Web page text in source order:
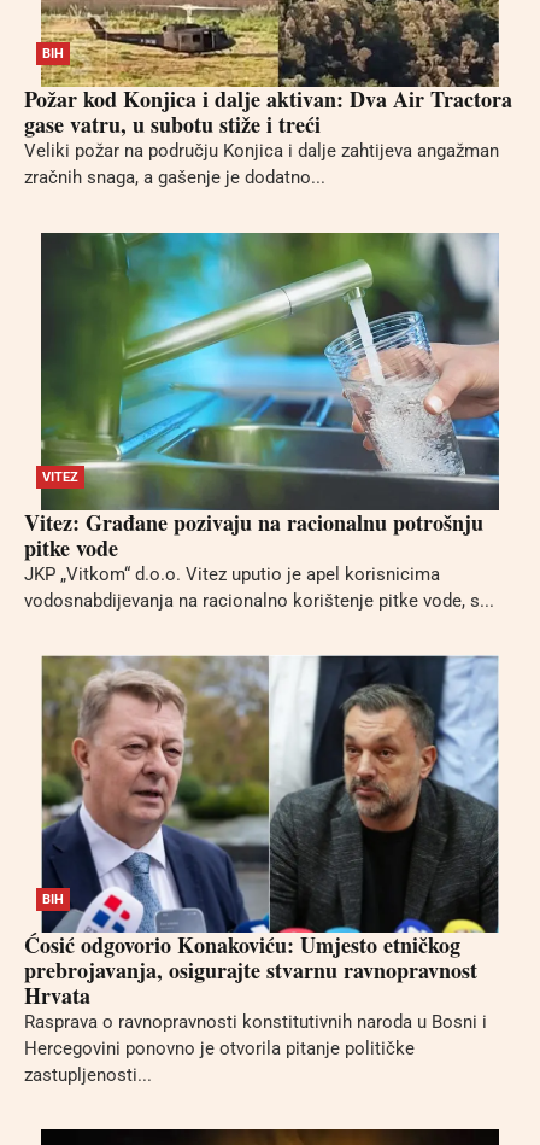
BIH
Požar kod Konjica i dalje aktivan: Dva Air Tractora
gase vatru, u subotu stiže i treći
Veliki požar na području Konjica i dalje zahtijeva angažman
zračnih snaga, a gašenje je dodatno...
VITEZ
Vitez: Građane pozivaju na racionalnu potrošnju
pitke vode
JKP „Vitkom“ d.o.o. Vitez uputio je apel korisnicima
vodosnabdijevanja na racionalno korištenje pitke vode, s...
BIH
Ćosić odgovorio Konakoviću: Umjesto etničkog
prebrojavanja, osigurajte stvarnu ravnopravnost
Hrvata
Rasprava o ravnopravnosti konstitutivnih naroda u Bosni i
Hercegovini ponovno je otvorila pitanje političke
zastupljenosti...